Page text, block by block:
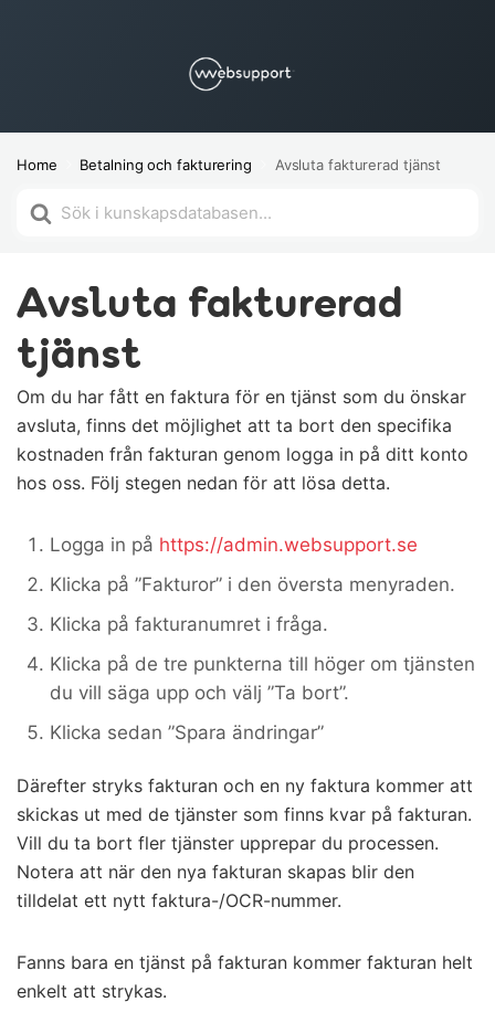
Home Betalning och fakturering Avsluta fakturerad tjänst
Söker
Avsluta fakturerad
tjänst
Om du har fått en faktura för en tjänst som du önskar
avsluta, finns det möjlighet att ta bort den specifika
kostnaden från fakturan genom logga in på ditt konto
hos oss. Följ stegen nedan för att lösa detta.
Logga in på https://admin.websupport.se
Klicka på ”Fakturor” i den översta menyraden.
Klicka på fakturanumret i fråga.
Klicka på de tre punkterna till höger om tjänsten
du vill säga upp och välj ”Ta bort”.
Klicka sedan ”Spara ändringar”
Därefter stryks fakturan och en ny faktura kommer att
skickas ut med de tjänster som finns kvar på fakturan.
Vill du ta bort fler tjänster upprepar du processen.
Notera att när den nya fakturan skapas blir den
tilldelat ett nytt faktura-/OCR-nummer.
Fanns bara en tjänst på fakturan kommer fakturan helt
enkelt att strykas.